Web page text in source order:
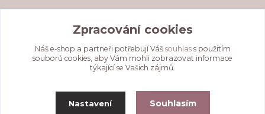
Upravit sběr cookies.
Zpracování cookies
Náš e-shop a partneři potřebují Váš souhlass použitím
souborů cookies, aby Vám mohli zobrazovat informace
týkající se Vašich zájmů.
Nastavení Souhlasím